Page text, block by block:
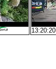
13:20:20